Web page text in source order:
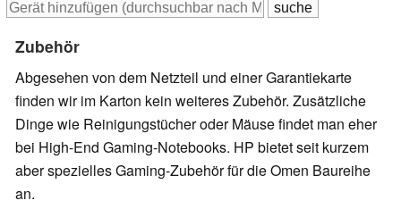
Zubehör
Abgesehen von dem Netzteil und einer Garantiekarte
finden wir im Karton kein weiteres Zubehör. Zusätzliche
Dinge wie Reinigungstücher oder Mäuse findet man eher
bei High-End Gaming-Notebooks. HP bietet seit kurzem
aber spezielles Gaming-Zubehör für die Omen Baureihe
an.